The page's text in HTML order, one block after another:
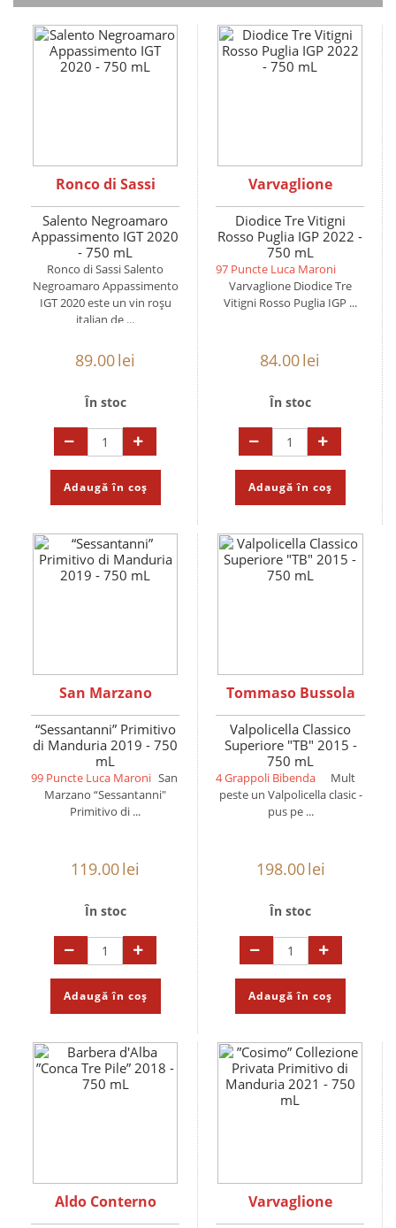
Ronco di Sassi
Salento Negroamaro
Appassimento IGT 2020
- 750 mL
Ronco di Sassi Salento
Negroamaro Appassimento
IGT 2020 este un vin roșu
italian de ...
89.00lei
În stoc
Adaugă în coș
Varvaglione
Diodice Tre Vitigni
Rosso Puglia IGP 2022 -
750 mL
97 Puncte Luca Maroni
Varvaglione Diodice Tre
Vitigni Rosso Puglia IGP ...
84.00lei
În stoc
Adaugă în coș
San Marzano
“Sessantanni” Primitivo
di Manduria 2019 - 750
mL
99 Puncte Luca Maroni San
Marzano “Sessantanni"
Primitivo di ...
119.00lei
În stoc
Adaugă în coș
Tommaso Bussola
Valpolicella Classico
Superiore "TB" 2015 -
750 mL
4 Grappoli Bibenda
Mult
peste un Valpolicella clasic -
pus pe ...
198.00lei
În stoc
Adaugă în coș
Aldo Conterno Varvaglione